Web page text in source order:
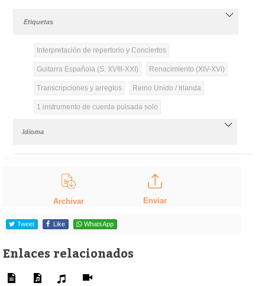
Etiquetas
Interpretación de repertorio y Conciertos
Guitarra Española (S. XVIII-XXI) Renacimiento (XIV-XVI)
Transcripciones y arreglos Reino Unido / Irlanda
1 instrumento de cuerda pulsada solo
Idioma
Archivar Enviar
Tweet Like WhatsApp
Enlaces relacionados